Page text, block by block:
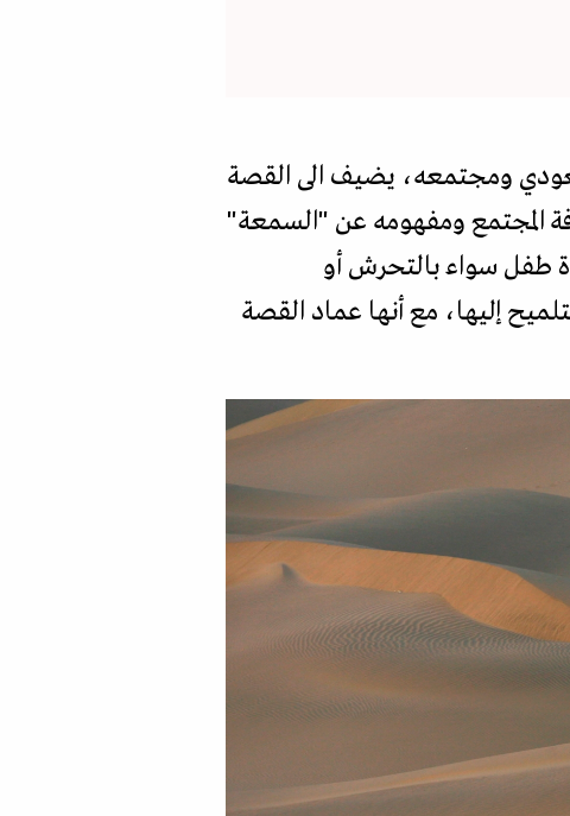
ومجتمعه، يضيف الى القصة
المجتمع ومفهومه عن "السمعة"
طفل سواء بالتحرش أو
إليها، مع أنها عماد القصة